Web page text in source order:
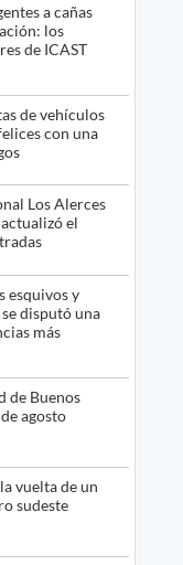
a cañas
los
de ICAST
de vehículos
con una
Los Alerces
el
esquivos y
disputó una
más
de Buenos
agosto
vuelta de un
sudeste